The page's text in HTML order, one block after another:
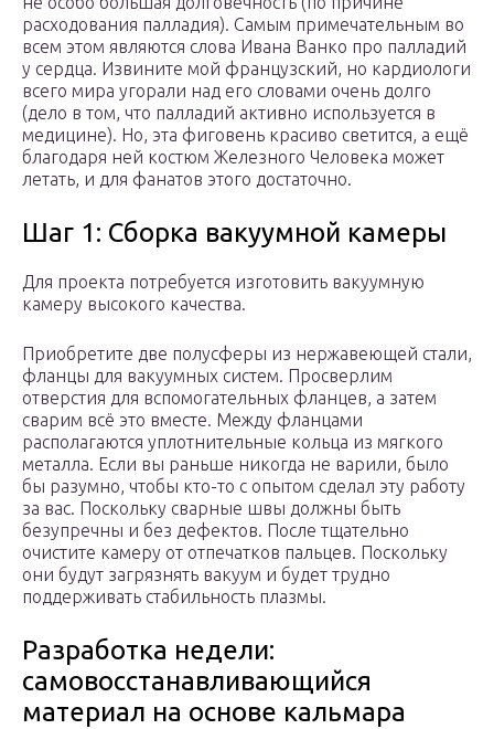
расходования палладия). Самым примечательным во
всем этом являются слова Ивана Ванко про палладий
у сердца. Извините мой французский, но кардиологи
всего мира угорали над его словами очень долго
(дело в том, что палладий активно используется в
медицине). Но, эта фиговень красиво светится, а ещё
благодаря ней костюм Железного Человека может
летать, и для фанатов этого достаточно.
Шаг 1: Сборка вакуумной камеры
Для проекта потребуется изготовить вакуумную
камеру высокого качества.
Приобретите две полусферы из нержавеющей стали,
фланцы для вакуумных систем. Просверлим
отверстия для вспомогательных фланцев, а затем
сварим всё это вместе. Между фланцами
располагаются уплотнительные кольца из мягкого
металла. Если вы раньше никогда не варили, было
бы разумно, чтобы кто-то с опытом сделал эту работу
за вас. Поскольку сварные швы должны быть
безупречны и без дефектов. После тщательно
очистите камеру от отпечатков пальцев. Поскольку
они будут загрязнять вакуум и будет трудно
поддерживать стабильность плазмы.
Разработка недели:
самовосстанавливающийся
материал на основе кальмара